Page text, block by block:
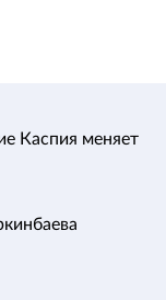
Каспия меняет